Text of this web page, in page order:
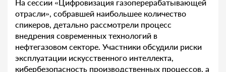
На сессии «Цифровизация газоперерабатывающей
отрасли», собравшей наибольшее количество
спикеров, детально рассмотрели процесс
внедрения современных технологий в
нефтегазовом секторе. Участники обсудили риски
эксплуатации искусственного интеллекта,
кибербезопасность производственных процессов, а